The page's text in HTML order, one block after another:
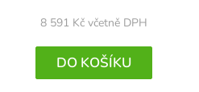
8 591 Kč včetně DPH
DO KOŠÍKU